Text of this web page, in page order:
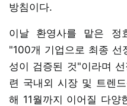
방침이다.
이날 환영사를 맡은 정
"100개 기업으로 최종 선
성이 검증된 것"이라며
련 국내외 시장 및 트렌
해 11월까지 이어질 다양